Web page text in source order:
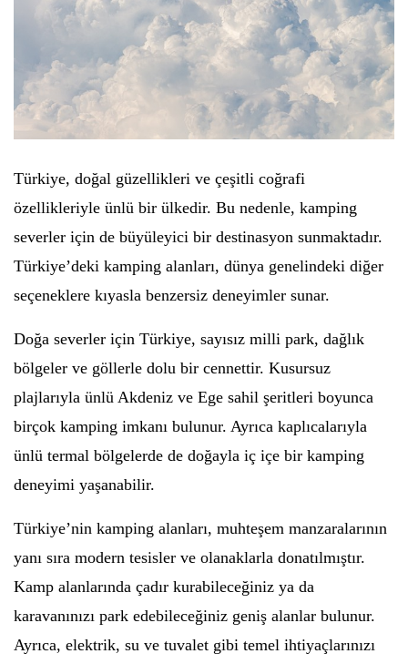
Türkiye, doğal güzellikleri ve çeşitli coğrafi
özellikleriyle ünlü bir ülkedir. Bu nedenle, kamping
severler için de büyüleyici bir destinasyon sunmaktadır.
Türkiye’deki kamping alanları, dünya genelindeki diğer
seçeneklere kıyasla benzersiz deneyimler sunar.
Doğa severler için Türkiye, sayısız milli park, dağlık
bölgeler ve göllerle dolu bir cennettir. Kusursuz
plajlarıyla ünlü Akdeniz ve Ege sahil şeritleri boyunca
birçok kamping imkanı bulunur. Ayrıca kaplıcalarıyla
ünlü termal bölgelerde de doğayla iç içe bir kamping
deneyimi yaşanabilir.
Türkiye’nin kamping alanları, muhteşem manzaralarının
yanı sıra modern tesisler ve olanaklarla donatılmıştır.
Kamp alanlarında çadır kurabileceğiniz ya da
karavanınızı park edebileceğiniz geniş alanlar bulunur.
Ayrıca, elektrik, su ve tuvalet gibi temel ihtiyaçlarınızı